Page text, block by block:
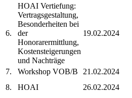
6.
HOAI Vertiefung:
Vertragsgestaltung,
Besonderheiten bei
der
Honorarermittlung,
Kostensteigerungen
und Nachträge
19.02.2024
7. Workshop VOB/B 21.02.2024
8.
HOAI 26.02.2024